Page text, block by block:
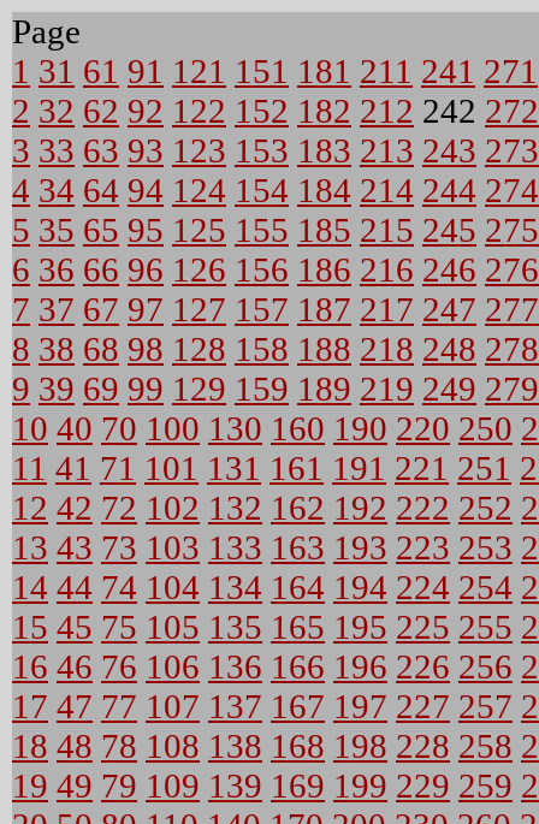
Page
1 31 61 91 121 151 181 211 241 271
2 32 62 92 122 152 182 212 242 272
3 33 63 93 123 153 183 213 243 273
4 34 64 94 124 154 184 214 244 274
5 35 65 95 125 155 185 215 245 275
6 36 66 96 126 156 186 216 246 276
7 37 67 97 127 157 187 217 247 277
8 38 68 98 128 158 188 218 248 278
9 39 69 99 129 159 189 219 249 279
10 40 70 100 130 160 190 220 250
11 41 71 101 131 161 191 221 251
12 42 72 102 132 162 192 222 252
13 43 73 103 133 163 193 223 253
14 44 74 104 134 164 194 224 254
15 45 75 105 135 165 195 225 255
16 46 76 106 136 166 196 226 256
17 47 77 107 137 167 197 227 257
18 48 78 108 138 168 198 228 258
19 49 79 109 139 169 199 229 259